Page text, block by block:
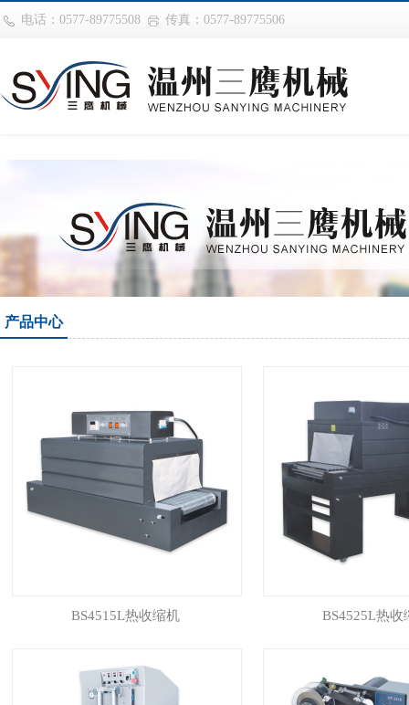
巴西vs摩洛哥
电话：0577-89775508 传真：0577-89775506
产品中心
BS4515L热收缩机 BS4525L热收